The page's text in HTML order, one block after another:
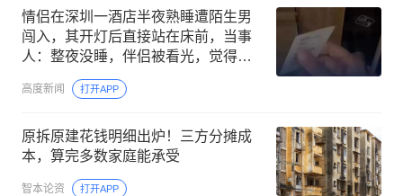
情侣在深圳一酒店半夜熟睡遭陌生男
闯入，其开灯后直接站在床前，当事
人：整夜没睡，伴侣被看光，觉得不
受尊重；酒店事后承认严重工作失误
高度新闻 打开APP
原拆原建花钱明细出炉！三方分摊成
本，算完多数家庭能承受
智本论资 打开APP